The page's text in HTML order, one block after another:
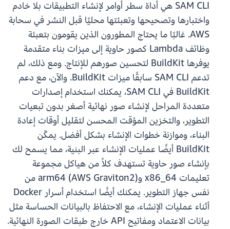
SAM CLI هي أداة سطر أوامر لإنشاء التطبيقات بلا خادم
واختبارها وتصحيحها وتعبئتها محليًا قبل النشر في سحابة
AWS. غالبًا ما يحتاج المطورون الذين يقومون بتعبئة
وظائف Lambda كصور حاوية إلى ميزات بناء متقدمة
يوفرها BuildKit لتحسين صورهم للإنتاج. ومع ذلك، لم
تدعم SAM CLI سابقًا ميزات BuildKit. والآن، مع دعم
BuildKit في SAM CLI، يمكنك استخدام إصدارات
متعددة المراحل لإنشاء صور نهائية أصغر بدون تبعيات
التطوير، والتخزين المؤقت المحسن لتقليل أوقات إعادة
البناء، وموازنة خطوات الإنشاء بشكل أفضل. يمكّن
BuildKit أيضًا عمليات الإنشاء عبر البنية، مما يسمح لك
بإنشاء صور حاوية تستهدف كلاً من هياكل مجموعة
تعليمات x86_64 وarm64 (AWS Graviton2) من
نفس جهاز التطوير. يمكنك أيضًا استخدام أسرار Docker
أثناء عمليات الإنشاء، مع الاحتفاظ بالبيانات الحساسة مثل
بيانات الاعتماد ومفاتيح API خارج طبقات الصورة النهائية.